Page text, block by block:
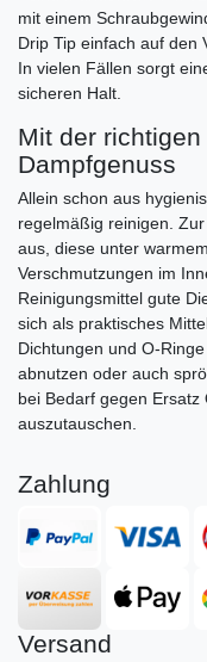
mit einem
Drip Tip einfach auf den
In vielen Fällen sorgt
sicheren Halt.
Mit der
Dampfgenuss
Allein schon aus
regelmäßig reinigen.
aus, diese unter
Verschmutzungen im
Reinigungsmittel gute
sich als praktisches
Dichtungen und O-
abnutzen oder auch
bei Bedarf gegen
auszutauschen.
Zahlung
Versand